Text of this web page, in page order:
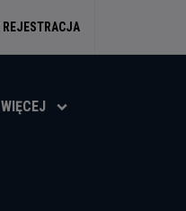
REJESTRACJA
WIĘCEJ